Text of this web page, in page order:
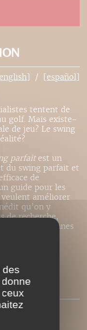
[español]
tentent de
golf. Mais existe-
de jeu? Le swing
parfaitest un
du swing parfait et
de
guide pour les
améliorer
qu’on y
de recherche,
quotidiennes
des